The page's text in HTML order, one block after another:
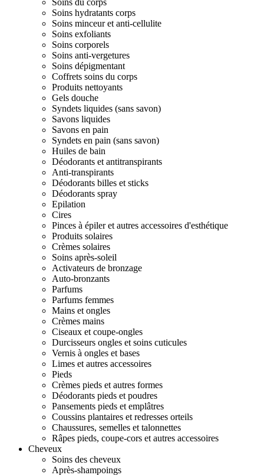
Soins du corps
Soins hydratants corps
Soins minceur et anti-cellulite
Soins exfoliants
Soins corporels
Soins anti-vergetures
Soins dépigmentant
Coffrets soins du corps
Produits nettoyants
Gels douche
Syndets liquides (sans savon)
Savons liquides
Savons en pain
Syndets en pain (sans savon)
Huiles de bain
Déodorants et antitranspirants
Anti-transpirants
Déodorants billes et sticks
Déodorants spray
Epilation
Cires
Pinces à épiler et autres accessoires d'esthétique
Produits solaires
Crèmes solaires
Soins après-soleil
Activateurs de bronzage
Auto-bronzants
Parfums
Parfums femmes
Mains et ongles
Crèmes mains
Ciseaux et coupe-ongles
Durcisseurs ongles et soins cuticules
Vernis à ongles et bases
Limes et autres accessoires
Pieds
Crèmes pieds et autres formes
Déodorants pieds et poudres
Pansements pieds et emplâtres
Coussins plantaires et redresses orteils
Chaussures, semelles et talonnettes
Râpes pieds, coupe-cors et autres accessoires
Cheveux
Soins des cheveux
Après-shampoings